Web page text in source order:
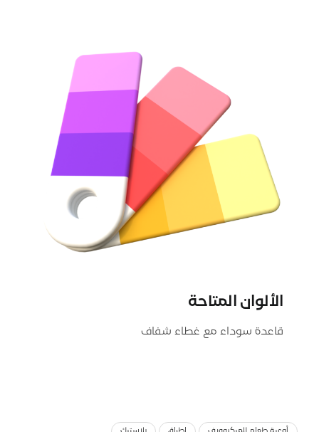
الألوان المتاحة
قاعدة سوداء مع غطاء شفاف